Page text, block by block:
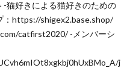
好きによる猫好きのための
：https://shigex2.base.shop/
catfirst2020/ -メンバーシ
j